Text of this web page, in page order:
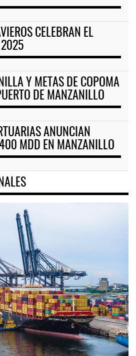
CELEBRAN EL
2025
Y METAS DE COPOMA
DE MANZANILLO
ANUNCIAN
MDD EN MANZANILLO